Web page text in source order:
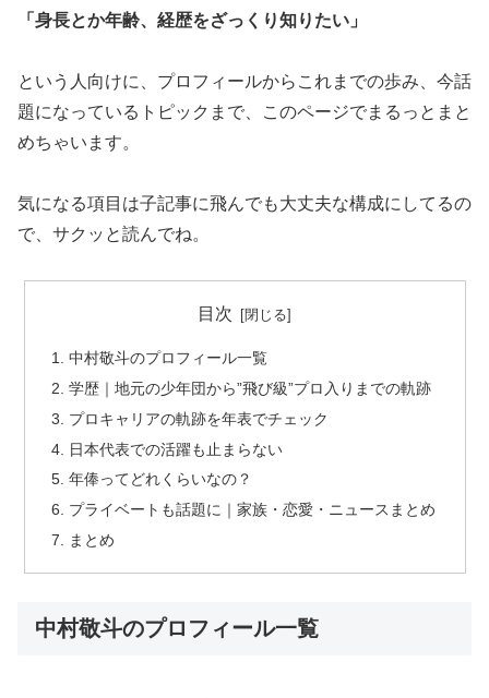
「身長とか年齢、経歴をざっくり知りたい」
という人向けに、プロフィールからこれまでの歩み、今話
題になっているトピックまで、このページでまるっとまと
めちゃいます。
気になる項目は子記事に飛んでも大丈夫な構成にしてるの
で、サクッと読んでね。
目次
中村敬斗のプロフィール一覧
学歴｜地元の少年団から”飛び級”プロ入りまでの軌跡
プロキャリアの軌跡を年表でチェック
日本代表での活躍も止まらない
年俸ってどれくらいなの？
プライベートも話題に｜家族・恋愛・ニュースまとめ
まとめ
中村敬斗のプロフィール一覧